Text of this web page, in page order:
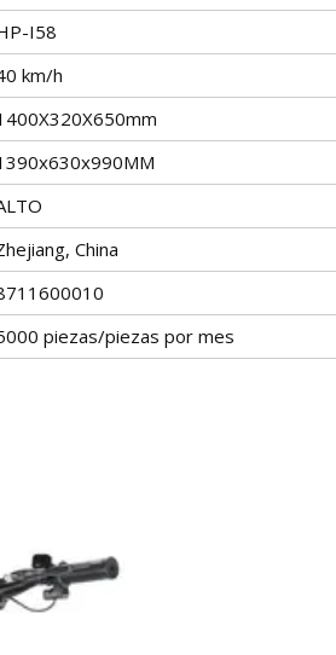
I58
km/h
China
piezas/piezas por mes